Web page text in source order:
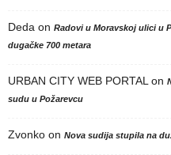
Deda on Radovi u Moravskoj ulici u
dugačke 700 metara
URBAN CITY WEB PORTALon
sudu u Požarevcu
Zvonko on Nova sudija stupila na